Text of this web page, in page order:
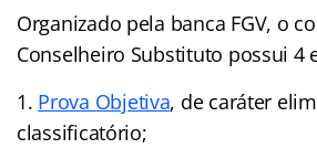
Organizado pela banca FGV, o
Conselheiro Substituto possui 4
Prova Objetiva, de caráter
classificatório;